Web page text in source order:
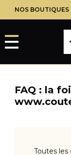
principal
NOS BOUTIQUES
CHEQUES
FAQ : la
Toutes